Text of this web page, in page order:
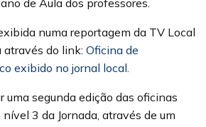
numa reportagem da TV Local
através do link: Oficina de
exibido no jornal local.
uma segunda edição das oficinas
3 da Jornada, através de um